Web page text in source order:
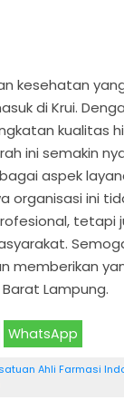
kesehatan
di Krui.
kualitas
ini semakin
aspek
organisasi ini
tetapi
memberikan
Lampung.
WhatsApp
Ahli Farmasi